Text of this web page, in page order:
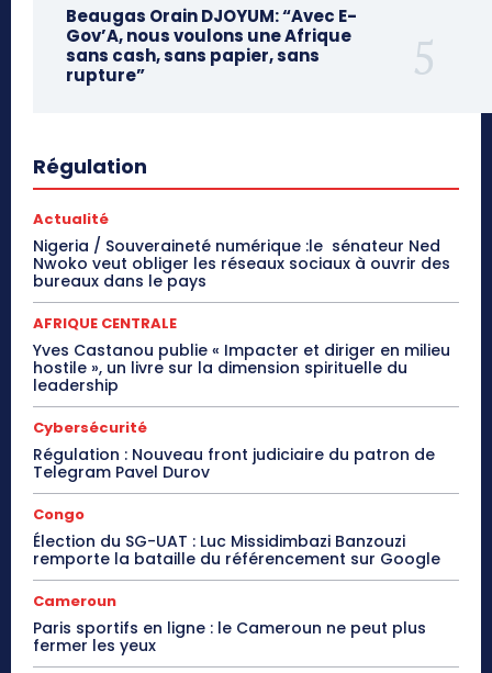
Beaugas Orain DJOYUM: “Avec E-
Gov’A, nous voulons une Afrique
sans cash, sans papier, sans
rupture”
Régulation
Actualité
Nigeria / Souveraineté numérique :le sénateur Ned
Nwoko veut obliger les réseaux sociaux à ouvrir des
bureaux dans le pays
AFRIQUE CENTRALE
Yves Castanou publie « Impacter et diriger en milieu
hostile », un livre sur la dimension spirituelle du
leadership
Cybersécurité
Régulation : Nouveau front judiciaire du patron de
Telegram Pavel Durov
Congo
Élection du SG-UAT : Luc Missidimbazi Banzouzi
remporte la bataille du référencement sur Google
Cameroun
Paris sportifs en ligne : le Cameroun ne peut plus
fermer les yeux